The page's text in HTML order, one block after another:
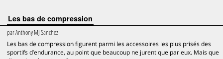
Les bas de compression
parAnthony MJ Sanchez
Les bas de compression figurent parmi les accessoires les plus prisés des
sportifs d’endurance, au point que beaucoup ne jurent que par eux. Mais que